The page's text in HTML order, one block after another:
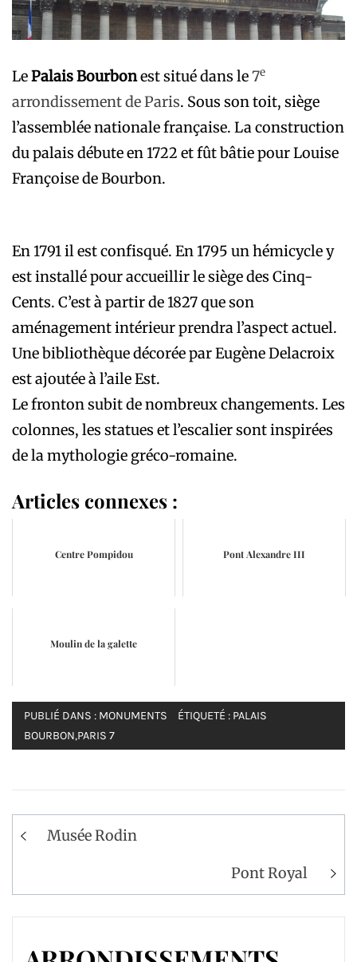
LePalais Bourbonest situé dans le7e
arrondissement de Paris. Sous son toit, siège
l’assemblée nationale française. La construction
du palais débute en 1722 et fût bâtie pour Louise
Françoise de Bourbon.
En 1791 il est confisqué. En 1795 un hémicycle y
est installé pour accueillir le siège des Cinq-
Cents. C’est à partir de 1827 que son
aménagement intérieur prendra l’aspect actuel.
Une bibliothèque décorée par Eugène Delacroix
est ajoutée à l’aile Est.
Le fronton subit de nombreux changements. Les
colonnes, les statues et l’escalier sont inspirées
de la mythologie gréco-romaine.
Articles connexes :
Centre Pompidou Pont Alexandre III
Moulin de la galette
PUBLIÉ DANS : MONUMENTS ÉTIQUETÉ : PALAIS
BOURBON,PARIS 7
Navigation
Musée Rodin
Pont Royal